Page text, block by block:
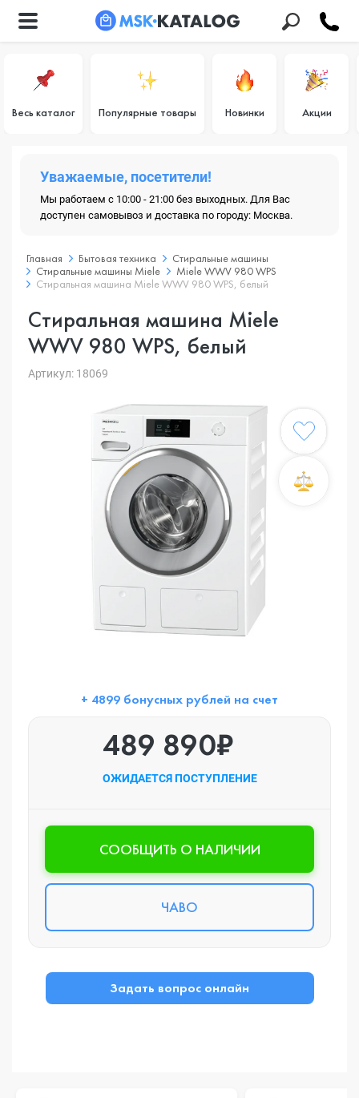
Весь каталог Популярные товары Новинки Акции
Уважаемые, посетители!
Мы работаем с 10:00 - 21:00 без выходных. Для Вас
доступен самовывоз и доставка по городу: Москва.
Главная Бытовая техника
Стиральные машины
Стиральные машины Miele
Miele WWV 980 WPS
Стиральная машина Miele WWV 980 WPS, белый
Стиральная машина Miele
WWV 980 WPS, белый
Артикул: 18069
+ 4899 бонусных рублей на счет
489 890₽
ОЖИДАЕТСЯ ПОСТУПЛЕНИЕ
CООБЩИТЬ О НАЛИЧИИ
ЧАВО
Задать вопрос онлайн